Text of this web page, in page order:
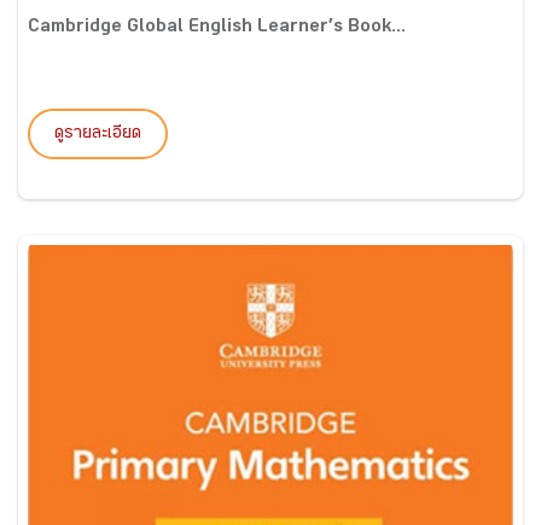
Cambridge Global English Learner’s Book...
ดูรายละเอียด